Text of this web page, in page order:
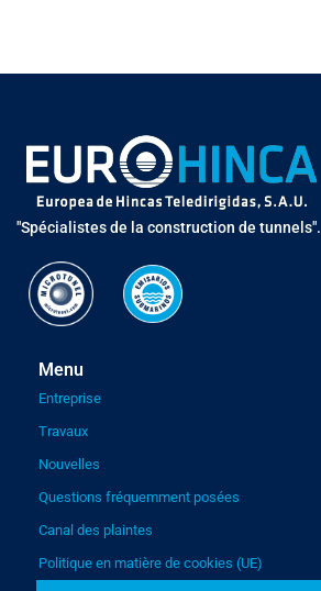
"Spécialistes de la construction de tunnels".
Menu
Entreprise
Travaux
Nouvelles
Questions fréquemment posées
Canal des plaintes
Politique en matière de cookies (UE)